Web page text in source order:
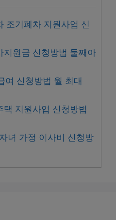
조기폐차 지원사업 신
지원금 신청방법 둘째아
여 신청방법 월 최대
택 지원사업 신청방법
녀 가정 이사비 신청방